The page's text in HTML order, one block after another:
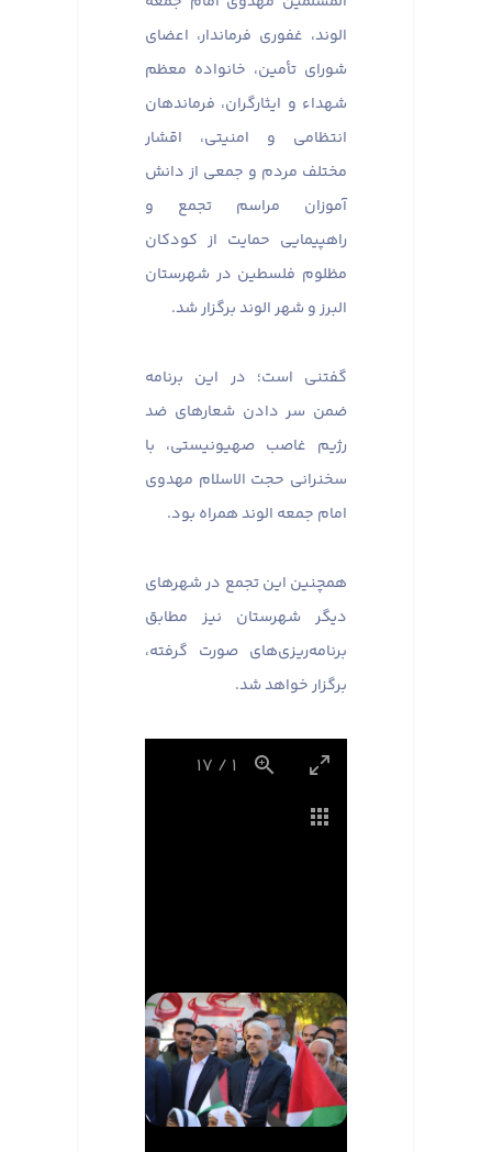
الوند، غفوری فرماندار، اعضای
شورای تأمین، خانواده معظم
شهداء و ایثارگران، فرماندهان
انتظامی و امنیتی، اقشار
مختلف مردم و جمعی از دانش
آموزان مراسم تجمع و
راهپیمایی حمایت از کودکان
مظلوم فلسطین در شهرستان
البرز و شهر الوند برگزار شد.
گفتنی است؛ در این برنامه
ضمن سر دادن شعارهای ضد
رژیم غاصب صهیونیستی، با
سخنرانی حجت الاسلام مهدوی
امام جمعه الوند همراه بود.
همچنین این تجمع‌ در شهرهای
دیگر شهرستان نیز مطابق
برنامه‌ریزی‌های صورت گرفته،
برگزار خواهد شد.
1
/
17